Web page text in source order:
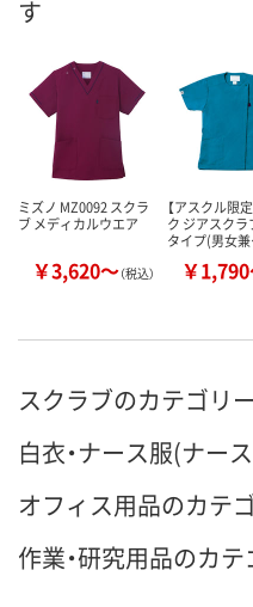
数量
カゴへ
す
ミズノ MZ0092 スクラ
ブ メディカルウエア
￥3,620～（税込）
【アスクル限
ク ジアスクラ
タイプ(男女
￥
スクラブのカテゴリー
白衣・ナース服(ナー
オフィス用品のカテ
作業・研究用品のカ